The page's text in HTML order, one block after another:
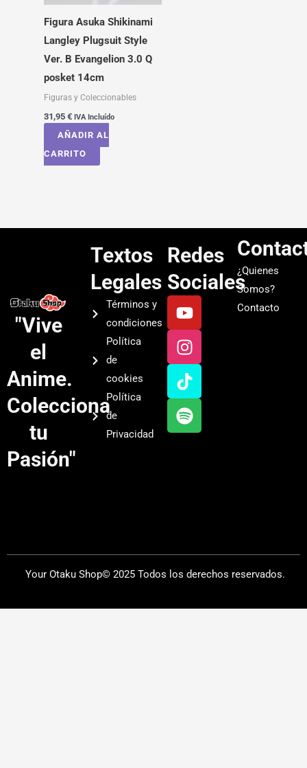
Figura Asuka Shikinami
Langley Plugsuit Style
Ver. B Evangelion 3.0 Q
posket 14cm
Figuras y Coleccionables
31,95 € IVA Incluído
AÑADIR AL
CARRITO
"Vive
el
Anime.
Colecciona
tu
Pasión"
Textos
Legales
Términos y
condiciones
Política
de
cookies
Política
de
Privacidad
Redes
Sociales
Y
o
u
t
u
b
e
I
n
s
t
a
g
r
a
T
i
k
t
o
k
S
p
o
t
i
f
y
¿Quienes
Somos?
Contacto
Your Otaku Shop© 2025 Todos los derechos reservados.